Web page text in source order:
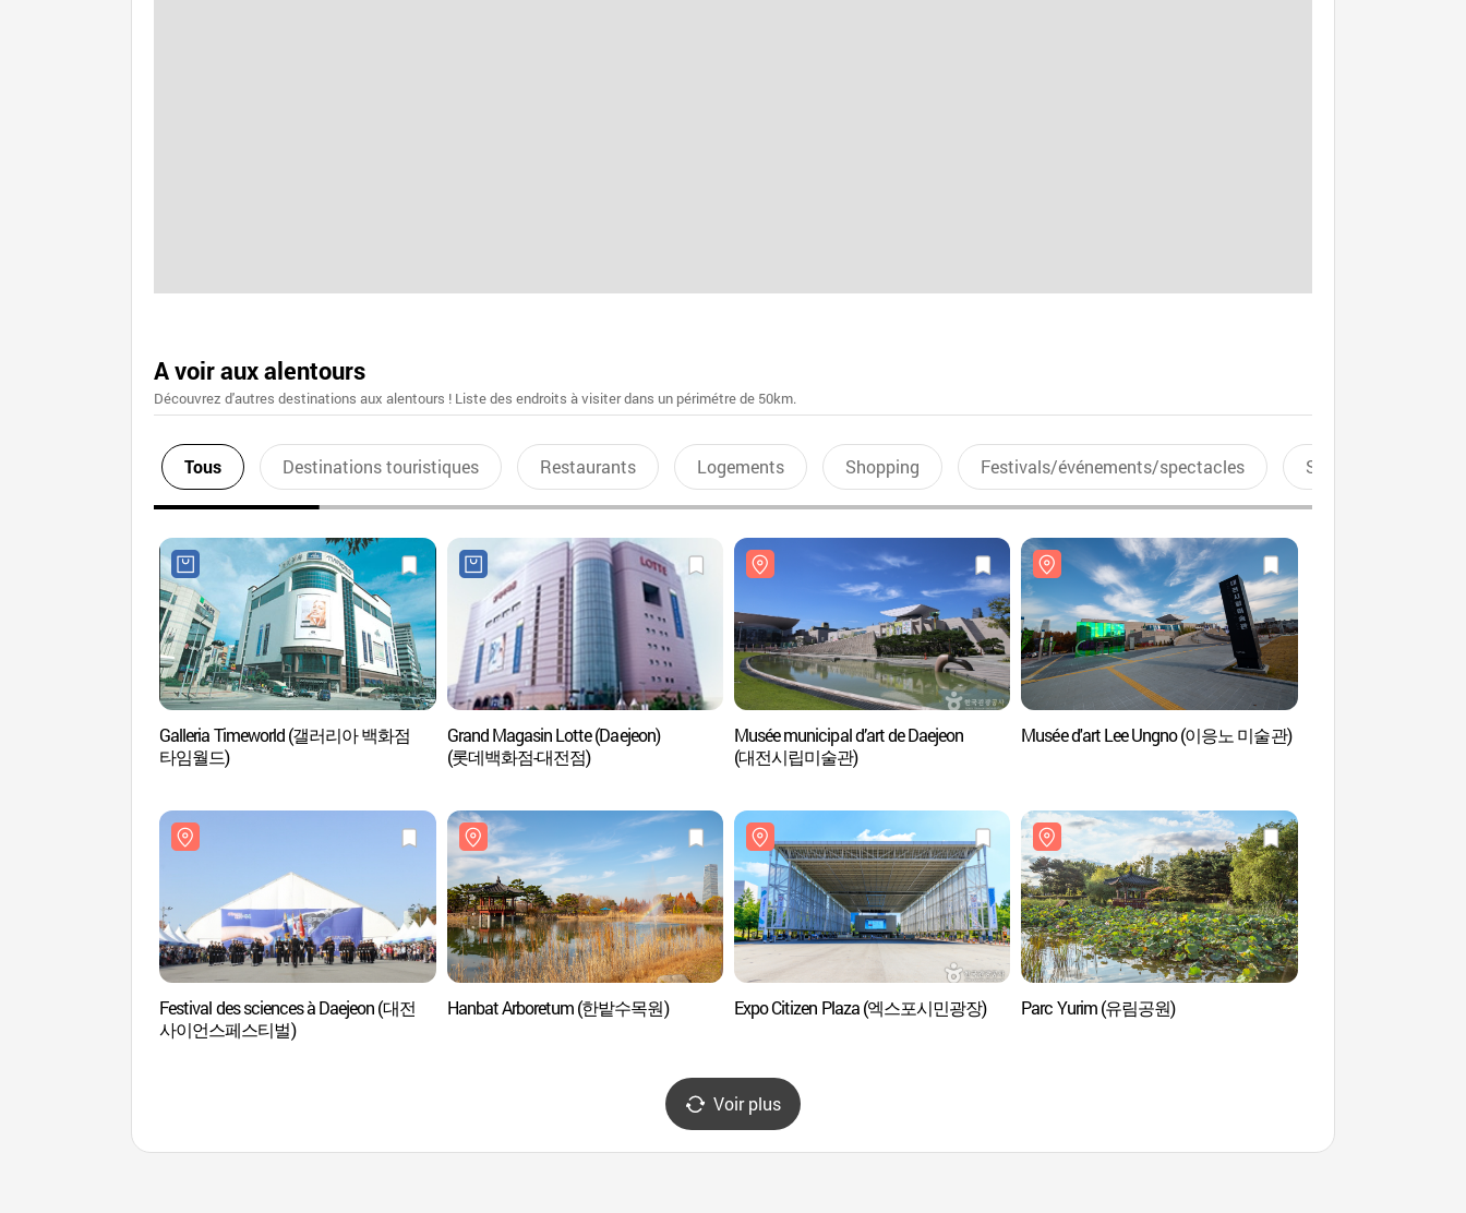
A voir aux alentours
Découvrez d'autres destinations aux alentours ! Liste des endroits à visiter dans un périmétre de 50km.
Tous Destinations touristiques Restaurants Logements Shopping Festivals/événements/spectacles Sports aquatiques
Galleria Timeworld (갤러리아 백화점
타임월드)
Grand Magasin Lotte (Daejeon)
(롯데백화점-대전점)
Musée municipal d’art de Daejeon
(대전시립미술관)
Musée d'art Lee Ungno (이응노 미술관)
Festival des sciences à Daejeon (대전
사이언스페스티벌)
Hanbat Arboretum (한밭수목원) Expo Citizen Plaza (엑스포시민광장) Parc Yurim (유림공원)
Voir plus